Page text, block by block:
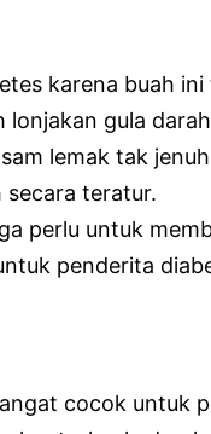
karena buah
gula
lemak tak
secara teratur.
perlu untuk
penderita
cocok untuk